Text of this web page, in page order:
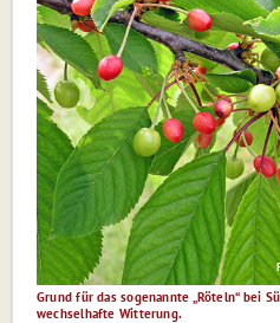
Grund für das sogenannte „Röteln“ bei
wechselhafte Witterung.